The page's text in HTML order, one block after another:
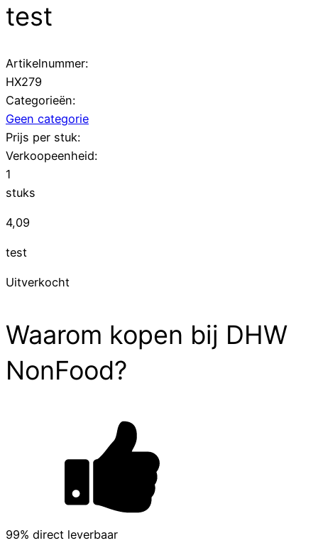
test
Artikelnummer:
HX279
Categorieën:
Geen categorie
Prijs per stuk:
Verkoopeenheid:
1
stuks
4,09
test
Uitverkocht
Waarom kopen bij DHW
NonFood?
99% direct leverbaar